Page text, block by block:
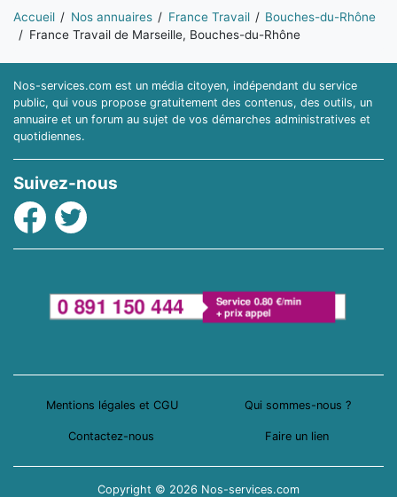
Vous êtes ici:
Accueil Nos annuaires France Travail
Bouches-du-Rhône
France Travail de Marseille, Bouches-du-Rhône
Nos-services.com est un média citoyen, indépendant du service
public, qui vous propose gratuitement des contenus, des outils, un
annuaire et un forum au sujet de vos démarches administratives et
quotidiennes.
Suivez-nous
Facebook
Twitter
Mentions légales et CGU Qui sommes-nous ?
Contactez-nous Faire un lien
Copyright © 2026 Nos-services.com